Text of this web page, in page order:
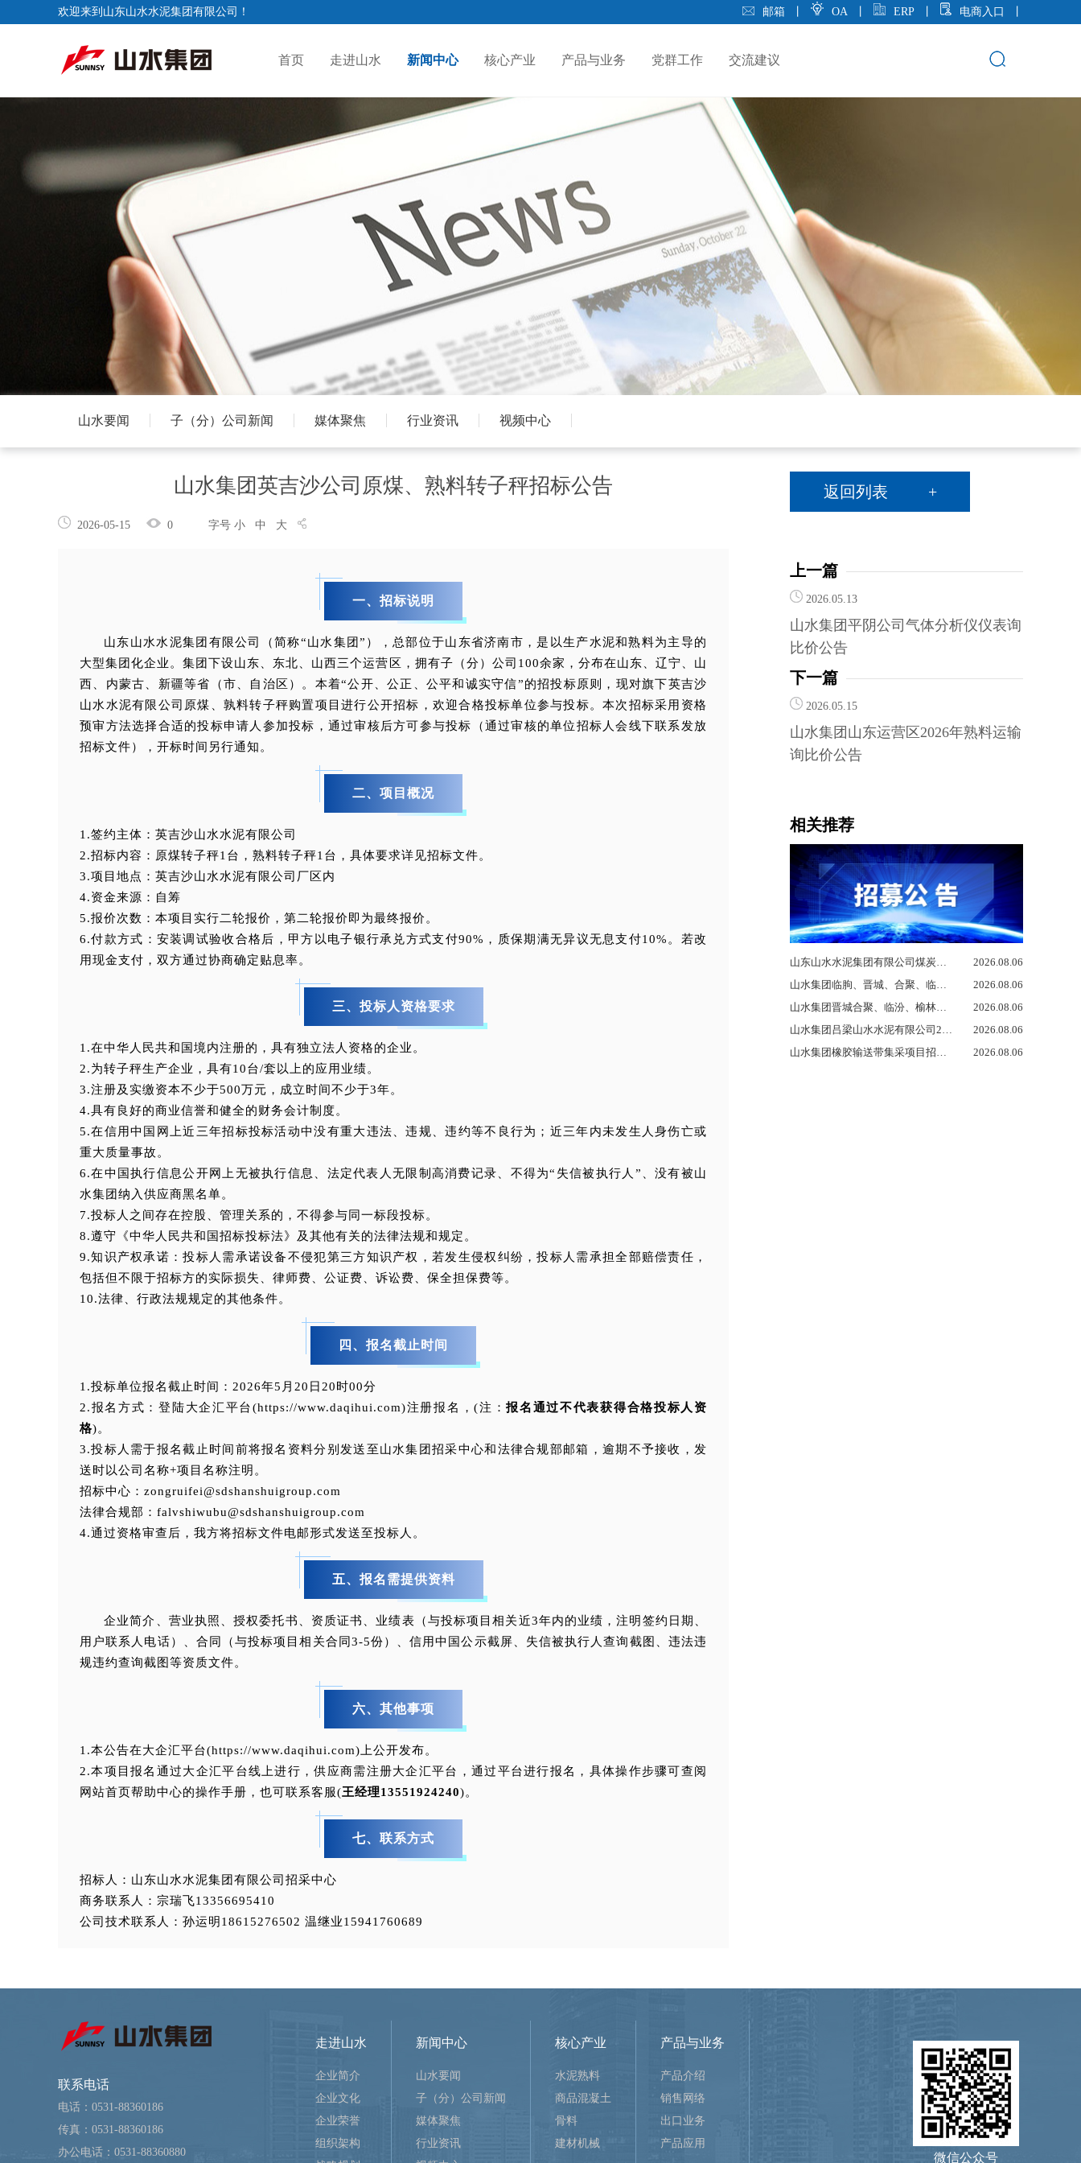
欢迎来到山东山水水泥集团有限公司！ 邮箱 OA ERP 电商入口
首页 走进山水 新闻中心 核心产业 产品与业务 党群工作 交流建议
山水要闻 子（分）公司新闻 媒体聚焦 行业资讯 视频中心
山水集团英吉沙公司原煤、熟料转子秤招标公告
2026-05-15 0 字号 小 中 大
一、招标说明
山东山水水泥集团有限公司（简称“山水集团”），总部位于山东省济南市，是以生产水泥和熟料为主导的
大型集团化企业。集团下设山东、东北、山西三个运营区，拥有子（分）公司100余家，分布在山东、辽宁、山
西、内蒙古、新疆等省（市、自治区）。本着“公开、公正、公平和诚实守信”的招投标原则，现对旗下英吉沙
山水水泥有限公司原煤、孰料转子秤购置项目进行公开招标，欢迎合格投标单位参与投标。本次招标采用资格
预审方法选择合适的投标申请人参加投标，通过审核后方可参与投标（通过审核的单位招标人会线下联系发放
招标文件），开标时间另行通知。
二、项目概况
1.签约主体：英吉沙山水水泥有限公司
2.招标内容：原煤转子秤1台，熟料转子秤1台，具体要求详见招标文件。
3.项目地点：英吉沙山水水泥有限公司厂区内
4.资金来源：自筹
5.报价次数：本项目实行二轮报价，第二轮报价即为最终报价。
6.付款方式：安装调试验收合格后，甲方以电子银行承兑方式支付90%，质保期满无异议无息支付10%。若改
用现金支付，双方通过协商确定贴息率。
三、投标人资格要求
1.在中华人民共和国境内注册的，具有独立法人资格的企业。
2.为转子秤生产企业，具有10台/套以上的应用业绩。
3.注册及实缴资本不少于500万元，成立时间不少于3年。
4.具有良好的商业信誉和健全的财务会计制度。
5.在信用中国网上近三年招标投标活动中没有重大违法、违规、违约等不良行为；近三年内未发生人身伤亡或
重大质量事故。
6.在中国执行信息公开网上无被执行信息、法定代表人无限制高消费记录、不得为“失信被执行人”、没有被山
水集团纳入供应商黑名单。
7.投标人之间存在控股、管理关系的，不得参与同一标段投标。
8.遵守《中华人民共和国招标投标法》及其他有关的法律法规和规定。
9.知识产权承诺：投标人需承诺设备不侵犯第三方知识产权，若发生侵权纠纷，投标人需承担全部赔偿责任，
包括但不限于招标方的实际损失、律师费、公证费、诉讼费、保全担保费等。
10.法律、行政法规规定的其他条件。
四、报名截止时间
1.投标单位报名截止时间：2026年5月20日20时00分
2.报名方式：登陆大企汇平台(https://www.daqihui.com)注册报名，(注：报名通过不代表获得合格投标人资
格)。
3.投标人需于报名截止时间前将报名资料分别发送至山水集团招采中心和法律合规部邮箱，逾期不予接收，发
送时以公司名称+项目名称注明。
招标中心： zongruifei@sdshanshuigroup.com
法律合规部：falvshiwubu@sdshanshuigroup.com
4.通过资格审查后，我方将招标文件电邮形式发送至投标人。
五、报名需提供资料
企业简介、营业执照、授权委托书、资质证书、业绩表（与投标项目相关近3年内的业绩，注明签约日期、
用户联系人电话）、合同（与投标项目相关合同3-5份）、信用中国公示截屏、失信被执行人查询截图、违法违
规违约查询截图等资质文件。
六、其他事项
1.本公告在大企汇平台(https://www.daqihui.com)上公开发布。
2.本项目报名通过大企汇平台线上进行，供应商需注册大企汇平台，通过平台进行报名，具体操作步骤可查阅
网站首页帮助中心的操作手册，也可联系客服(王经理13551924240)。
七、联系方式
招标人：山东山水水泥集团有限公司招采中心
商务联系人：宗瑞飞13356695410
公司技术联系人：孙运明18615276502 温继业15941760689
返回列表 +
上一篇
2026.05.13
山水集团平阴公司气体分析仪仪表询
比价公告
下一篇
2026.05.15
山水集团山东运营区2026年熟料运输
询比价公告
相关推荐
山东山水水泥集团有限公司煤炭采购合作单位...
2026.08.06
山水集团临朐、晋城、合聚、临汾公司202...
2026.08.06
山水集团晋城合聚、临汾、榆林环保公司20...
2026.08.06
山水集团吕梁山水水泥有限公司2026年8...
2026.08.06
山水集团橡胶输送带集采项目招标公告
2026.08.06
联系电话
电话：0531-88360186
传真：0531-88360186
办公电话：0531-88360880
走进山水
企业简介
企业文化
企业荣誉
组织架构
新闻中心
山水要闻
子（分）公司新闻
媒体聚焦
行业资讯
核心产业
水泥熟料
商品混凝土
骨料
建材机械
产品与业务
产品介绍
销售网络
出口业务
产品应用
微信公众号